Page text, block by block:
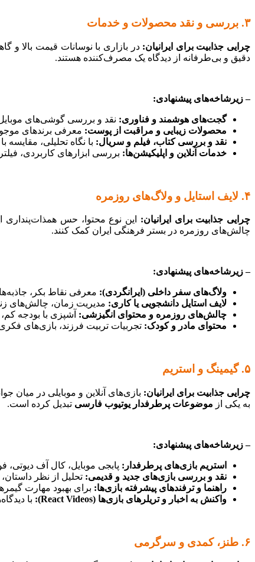
۳. بررسی و نقد محصولات و خدمات
چرایی جذابیت برای ایرانیان: در بازاری با نوسانات قیمت بالا
دقیق و بی‌طرفانه از دیدگاه یک مصرف‌کننده هستند.
– زیرشاخه‌های پیشنهادی:
گجت‌های هوشمند و فناوری: نقد و بررسی گوشی‌های
محصولات زیبایی و مراقبت از پوست: معرفی برندهای
نقد و بررسی کتاب، فیلم و سریال: با نگاه تحلیلی،
خدمات آنلاین و اپلیکیشن‌ها: بررسی ابزارهای کاربردی،
۴. لایف استایل و ولاگ‌های روزمره
چرایی جذابیت برای ایرانیان: این نوع محتوا، حس همذات‌پنداری
چالش‌های روزمره در بستر فرهنگی ایران کمک کنند.
– زیرشاخه‌های پیشنهادی:
ولاگ‌های سفر داخلی (ایرانگردی): معرفی نقاط بکر،
لایف استایل دانشجویی یا کاری: مدیریت زمان، چالش‌های
چالش‌های روزمره و محتوای انگیزشی: آشپزی با بودجه
محتوای مادر و کودک: تجربیات تربیت فرزند، بازی‌های
۵. گیمینگ و استریم
چرایی جذابیت برای ایرانیان: بازی‌های آنلاین و موبایلی در میان
به یکی از موضوعات پرطرفدار یوتیوب فارسی تبدیل کرده است.
– زیرشاخه‌های پیشنهادی:
استریم بازی‌های پرطرفدار: پابجی موبایل، کال آف دیوتی،
نقد و بررسی بازی‌های جدید و قدیمی: تحلیل از نظر
راهنما و ترفندهای پیشرفته بازی‌ها: برای بهبود مهارت
واکنش به اخبار و تریلرهای بازی‌ها (React Videos):
با
۶. طنز، کمدی و سرگرمی